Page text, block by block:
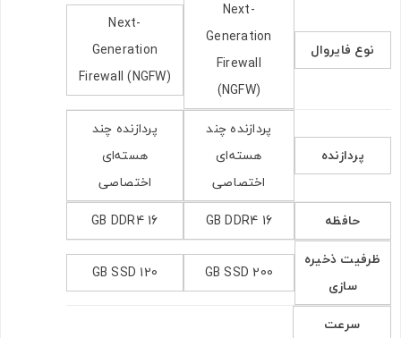
نوع فایروال
Next-
Generation
Firewall
(NGFW)
Next-
Generation
Firewall (NGFW)
پردازنده
پردازنده چند
هسته‌ای
اختصاصی
پردازنده چند
هسته‌ای
اختصاصی
حافظه
16 GB DDR4
16 GB DDR4
ظرفیت ذخیره‌
سازی
200 GB SSD
120 GB SSD
سرعت
ارسال